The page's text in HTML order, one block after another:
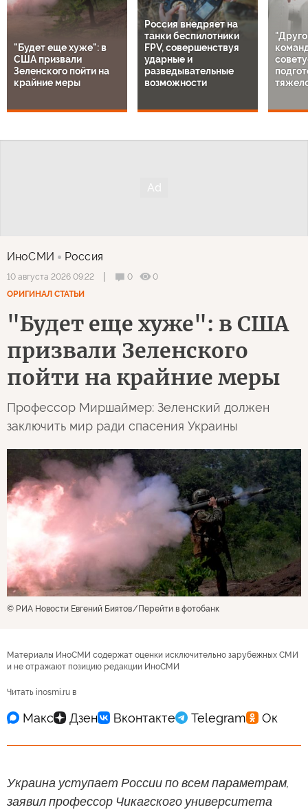
"Будет еще хуже": в
США призвали
Зеленского пойти на
крайние меры
Россия внедряет на
танки беспилотники
FPV, совершенствуя
ударные и
разведывательные
возможности
ИноСМИ Россия
10 августа 2026 09:22 0
0
ОРИГИНАЛ СТАТЬИ
"Будет еще хуже": в США
призвали Зеленского
пойти на крайние меры
Профессор Миршаймер: Зеленский должен
заключить мир ради спасения Украины
© РИА Новости Евгений Биятов Перейти в фотобанк
Материалы ИноСМИ содержат оценки исключительно зарубежных СМИ
и не отражают позицию редакции ИноСМИ
Читать inosmi.ru в
Украина уступает России по всем параметрам,
заявил профессор Чикагского университета